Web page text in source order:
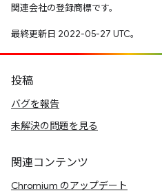
関連会社の登録商標です。
最終更新日 2022-05-27 UTC。
投稿
バグを報告
未解決の問題を見る
関連コンテンツ
Chromium のアップデート